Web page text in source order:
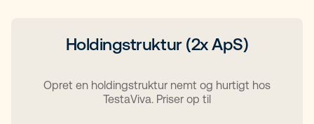
Holdingstruktur (2x ApS)
Opret en holdingstruktur nemt og hurtigt hos
TestaViva. Priser op til